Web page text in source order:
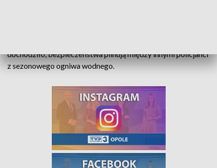
dochodziło, bezpieczeństwa pilnują między innymi policjanci
z sezonowego ogniwa wodnego.